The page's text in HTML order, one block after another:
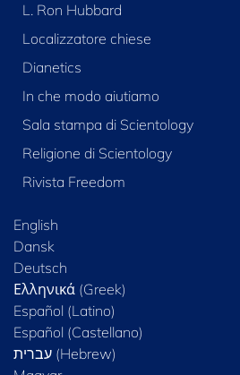
L. Ron Hubbard
Localizzatore chiese
Dianetics
In che modo aiutiamo
Sala stampa di Scientology
Religione di Scientology
Rivista Freedom
English
Dansk
Deutsch
Ελληνικά (Greek)
Español (Latino)
Español (Castellano)